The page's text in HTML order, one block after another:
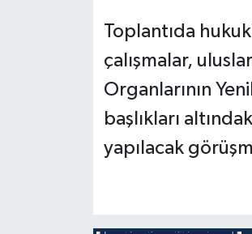
Toplantıda
çalışmalar,
Organlarının
başlıkları
yapılacak